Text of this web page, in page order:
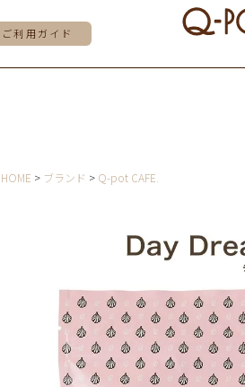
ご利用ガイド
HOME ブランド Q-pot CAFE.